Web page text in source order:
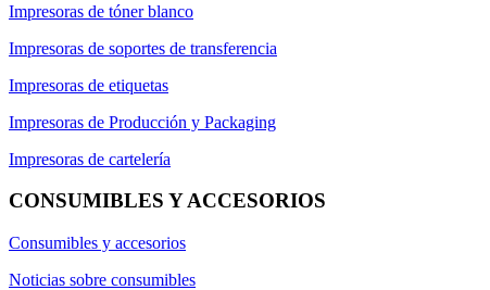
Impresoras de tóner blanco
Impresoras de soportes de transferencia
Impresoras de etiquetas
Impresoras de Producción y Packaging
Impresoras de cartelería
CONSUMIBLES Y ACCESORIOS
Consumibles y accesorios
Noticias sobre consumibles